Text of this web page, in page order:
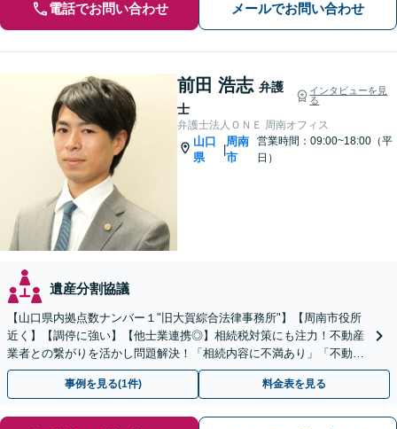
電話でお問い合わせ メールでお問い合わせ
前田 浩志 弁護
士
インタビューを見
る
弁護士法人ＯＮＥ 周南オフィス
山口
県
|
周南
市
営業時間：09:00~18:00（平
日）
遺産分割協議
【山口県内拠点数ナンバー１"旧大賀綜合法律事務所"】【周南市役所
近く】【調停に強い】【他士業連携◎】相続税対策にも注力！不動産
業者との繋がりを活かし問題解決！「相続内容に不満あり」「不動産
の相続で揉めている」こんな方はご相談を！【遺言作成】
事例を見る(1件) 料金表を見る